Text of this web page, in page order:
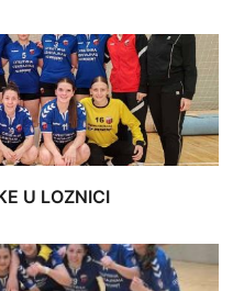
U LOZNICI